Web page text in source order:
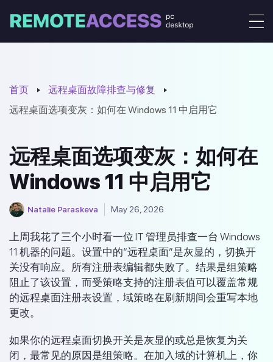
首页
远程桌面故障排查与修复
远程桌面选项变灰：如何在 Windows 11 中启用它
远程桌面选项变灰：如何在
Windows 11 中启用它
Natalie Paraskeva May 26, 2026
上周我花了三个小时看一位 IT 管理员排查一台 Windows
11 机器的问题。设置中的“远程桌面”是灰显的，切换开
关没有响应。所有注册表编辑都失败了。结果是组策略
阻止了该设置，而受策略支持的注册表值可以覆盖常规
的远程桌面注册表设置，域策略在刷新期间会重写本地
更改。
如果你的远程桌面切换开关是灰显的或总是恢复为关
闭，最常见的原因是组策略。在加入域的计算机上，你